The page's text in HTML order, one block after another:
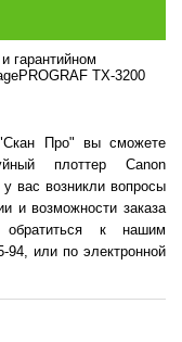
гарантийном
TX-3200
"Скан Про" вы сможете
плоттер Canon
вас возникли вопросы
и возможности заказа
к нашим
94, или по электронной